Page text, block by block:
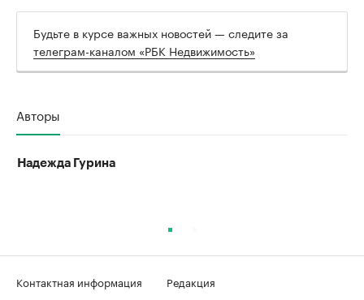
Будьте в курсе важных новостей — следите за
телеграм-каналом «РБК Недвижимость»
Авторы
Надежда Гурина
Контактная информация
Редакция